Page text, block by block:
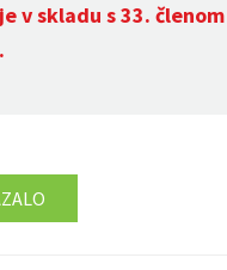
v skladu s 33. členom
.